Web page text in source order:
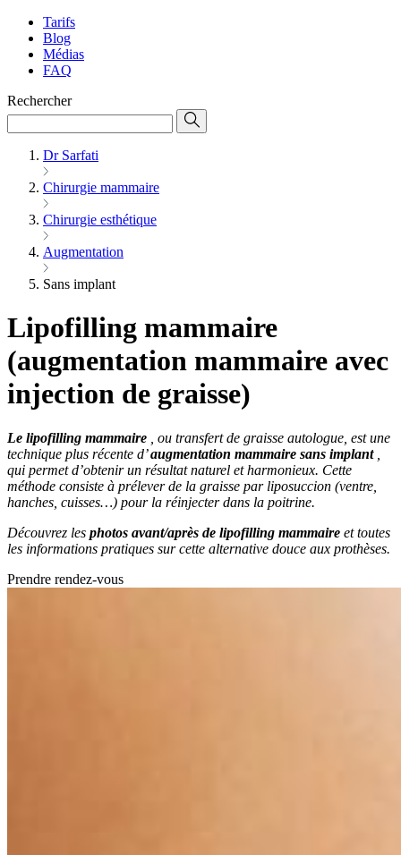
Tarifs
Blog
Médias
FAQ
Rechercher
Dr Sarfati
Chirurgie mammaire
Chirurgie esthétique
Augmentation
Sans implant
Lipofilling mammaire
(augmentation mammaire avec
injection de graisse)
Le lipofilling mammaire , ou transfert de graisse autologue, est une
technique plus récente d’augmentation mammaire sans implant,
qui permet d’obtenir un résultat naturel et harmonieux. Cette
méthode consiste à prélever de la graisse par liposuccion (ventre,
hanches, cuisses…) pour la réinjecter dans la poitrine.
Découvrez les photos avant/après de lipofilling mammaire et toutes
les informations pratiques sur cette alternative douce aux prothèses.
Prendre rendez-vous